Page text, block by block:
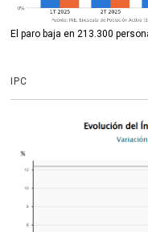
El paro baja en 213.300
IPC